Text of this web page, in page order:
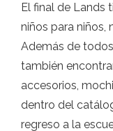
El final de Lands
niños para niños,
Además de
también
accesorios,
dentro del
regreso a la